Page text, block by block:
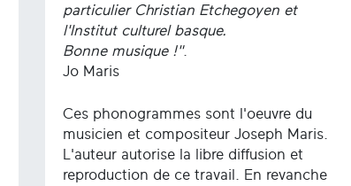
particulier Christian Etchegoyen et
l'Institut culturel basque.
Bonne musique !".
Jo Maris
Ces phonogrammes sont l'oeuvre du
musicien et compositeur Joseph Maris.
L'auteur autorise la libre diffusion et
reproduction de ce travail. En revanche